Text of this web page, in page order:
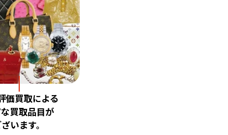
価買取による
買取品目が
います。